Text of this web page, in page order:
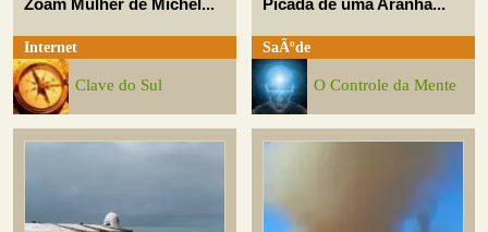
Internet
Clave do Sul
SaÃºde
O Controle da Mente